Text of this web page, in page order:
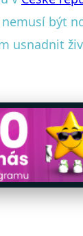
nemusí být